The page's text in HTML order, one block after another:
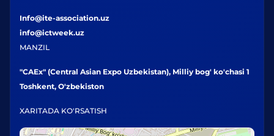
Info@ite-association.uz
info@ictweek.uz
MANZIL
"CAEx" (Central Asian Expo Uzbekistan), Milliy bog' ko'chasi 1
Toshkent, O'zbekiston
XARITADA KO'RSATISH